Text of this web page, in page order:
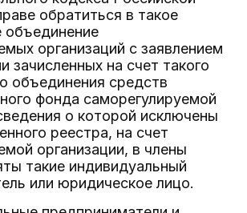
обратиться в такое
объединение
организаций с заявлением
зачисленных на счет такого
объединения средств
фонда саморегулируемой
о которой исключены
реестра, на счет
организации, в члены
такие индивидуальный
или юридическое лицо.